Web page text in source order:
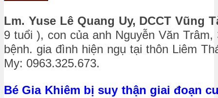
Lm. Yuse Lê Quang Uy, DCCT Vũng
9 tuổi ), con của anh Nguyễn Văn
bệnh. gia đình hiện ngụ tại thôn Liêm
My: 0963.325.673.
Bé Gia Khiêm bị suy thận giai đoạn